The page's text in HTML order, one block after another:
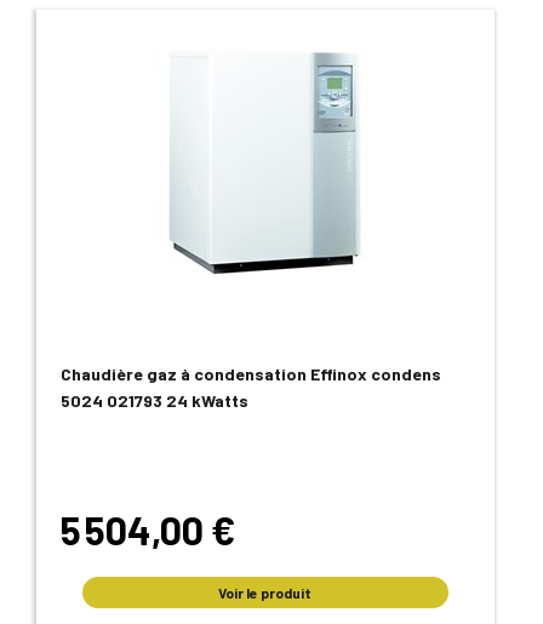
Chaudière gaz à condensation Effinox condens
5024 021793 24 kWatts
5 504,00 €
Voir le produit